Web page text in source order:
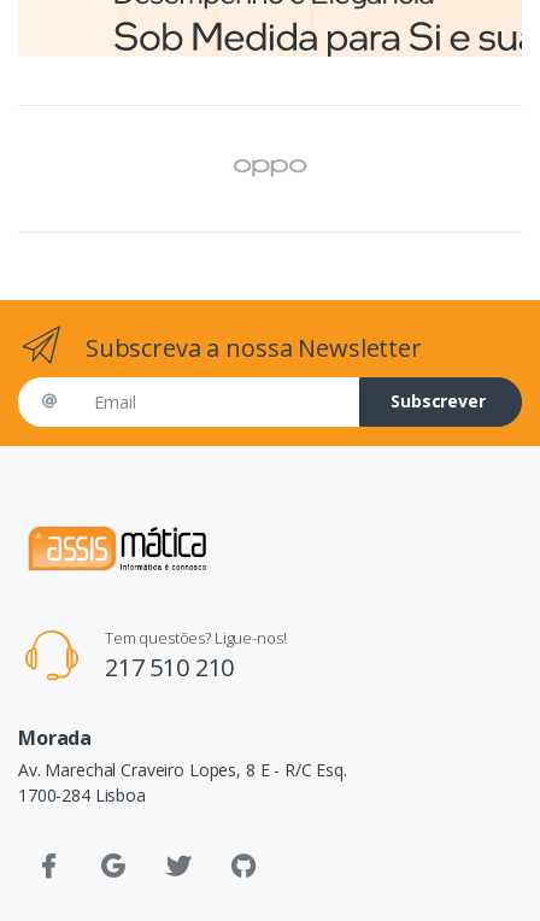
Subscreva a nossa Newsletter
Email address
Subscrever
Tem questões? Ligue-nos!
217 510 210
Morada
Av. Marechal Craveiro Lopes, 8 E - R/C Esq.
1700-284 Lisboa